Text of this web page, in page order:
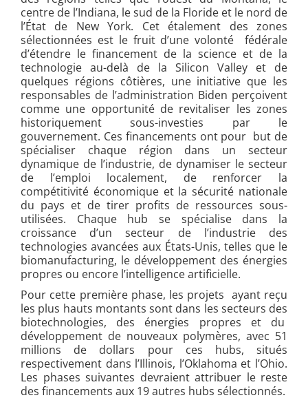
centre de l’Indiana, le sud de la Floride et le nord de
l’État de New York. Cet étalement des zones
sélectionnées est le fruit d’une volonté fédérale
d’étendre le financement de la science et de la
technologie au-delà de la Silicon Valley et de
quelques régions côtières, une initiative que les
responsables de l’administration Biden perçoivent
comme une opportunité de revitaliser les zones
historiquement sous-investies par le
gouvernement. Ces financements ont pour but de
spécialiser chaque région dans un secteur
dynamique de l’industrie, de dynamiser le secteur
de l’emploi localement, de renforcer la
compétitivité économique et la sécurité nationale
du pays et de tirer profits de ressources sous-
utilisées. Chaque hub se spécialise dans la
croissance d’un secteur de l’industrie des
technologies avancées aux États-Unis, telles que le
biomanufacturing, le développement des énergies
propres ou encore l’intelligence artificielle.
Pour cette première phase, les projets ayant reçu
les plus hauts montants sont dans les secteurs des
biotechnologies, des énergies propres et du
développement de nouveaux polymères, avec 51
millions de dollars pour ces hubs, situés
respectivement dans l’Illinois, l’Oklahoma et l’Ohio.
Les phases suivantes devraient attribuer le reste
des financements aux 19 autres hubs sélectionnés.